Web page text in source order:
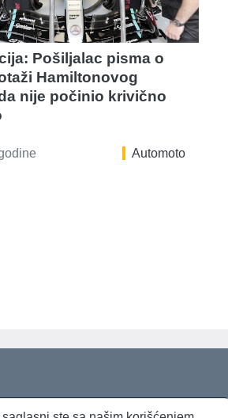
Pošiljalac pisma o
Hamiltonovog
nije počinio krivično
Automoto